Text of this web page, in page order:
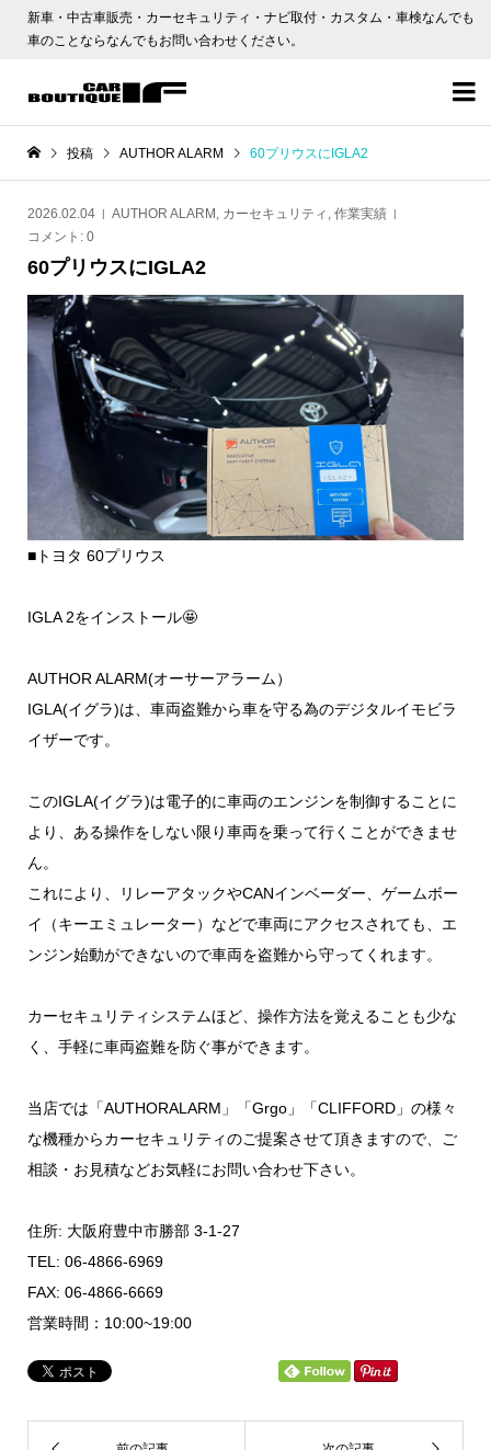
新車・中古車販売・カーセキュリティ・ナビ取付・カスタム・車検なんでも
車のことならなんでもお問い合わせください。

投稿 AUTHOR ALARM 60プリウスにIGLA2
2026.02.04 AUTHOR ALARM , カーセキュリティ , 作業実績
コメント: 0
60プリウスにIGLA2
■トヨタ 60プリウス
IGLA 2をインストール🤩
AUTHOR ALARM(オーサーアラーム）
IGLA(イグラ)は、車両盗難から車を守る為のデジタルイモビラ
イザーです。
このIGLA(イグラ)は電子的に車両のエンジンを制御することに
より、ある操作をしない限り車両を乗って行くことができませ
ん。
これにより、リレーアタックやCANインベーダー、ゲームボー
イ（キーエミュレーター）などで車両にアクセスされても、エ
ンジン始動ができないので車両を盗難から守ってくれます。
カーセキュリティシステムほど、操作方法を覚えることも少な
く、手軽に車両盗難を防ぐ事ができます。
当店では「AUTHORALARM」「Grgo」「CLIFFORD」の様々
な機種からカーセキュリティのご提案させて頂きますので、ご
相談・お見積などお気軽にお問い合わせ下さい。
住所: 大阪府豊中市勝部 3-1-27
TEL: 06-4866-6969
FAX: 06-4866-6669
営業時間：10:00~19:00